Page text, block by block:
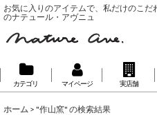
お気に入りのアイテムで、私だけのこ
のナテュール・アヴニュ
カテゴリ マイページ 実店舗
ホーム > "作山窯" の検索結果